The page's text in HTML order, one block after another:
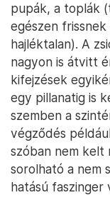
pupák, a toplák
egészen
hajléktalan). A
nagyon is átvitt
kifejzések
egy pillanatig is
szemben a
végződés
szóban nem kelt
sorolható a nem
hatású faszinger